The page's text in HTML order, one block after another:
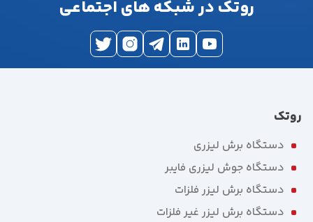
روتک در شبکه های اجتماعی
روتک
دستگاه برش لیزری
دستگاه جوش لیزری فایبر
دستگاه برش لیزر فلزات
دستگاه برش لیزر غیر فلزات